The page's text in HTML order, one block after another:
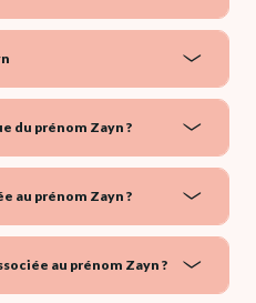
du prénom Zayn ?
au prénom Zayn ?
au prénom Zayn ?